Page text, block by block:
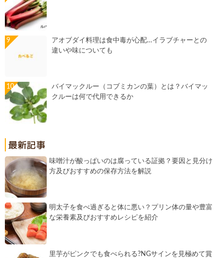
アオブダイ料理は食中毒が心配…イラブチャーとの
違いや味についても
バイマックルー（コブミカンの葉）とは？バイマッ
クルーは何で代用できるか
味噌汁が酸っぱいのは腐っている証拠？要因と見分け
方及びおすすめの保存方法を解説
明太子を食べ過ぎると体に悪い？プリン体の量や豊富
な栄養素及びおすすめレシピを紹介
里芋がピンクでも食べられる?NGサインを見極めて賞